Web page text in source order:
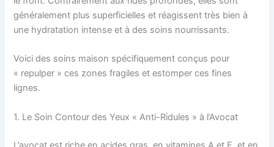
généralement plus superficielles et réagissent très bien à
une hydratation intense et à des soins nourrissants.
Voici des soins maison spécifiquement conçus pour
« repulper » ces zones fragiles et estomper ces fines
lignes.
1. Le Soin Contour des Yeux « Anti-Ridules » à l’Avocat